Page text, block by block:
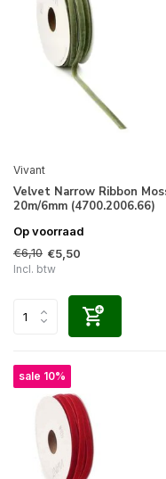
Vivant
Velvet Narrow Ribbon
20m/6mm (4700.2006.66)
Op voorraad
€6,10 €5,50
Incl. btw
sale 10%